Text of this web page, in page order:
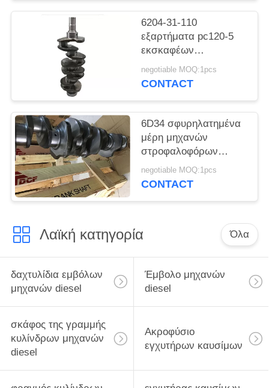
6204-31-110
εξαρτήματα pc120-5
εκσκαφέων
στροφαλοφόρων
αξόνων μηχανών
negotiable MOQ:1pcs
CONTACT
6D34 σφυρηλατημένα
μέρη μηχανών
στροφαλοφόρων
αξόνων ME013667
Mitsubishi μηχανών
negotiable MOQ:1pcs
CONTACT
Λαϊκή κατηγορία Όλα
δαχτυλίδια εμβόλων
μηχανών diesel
Έμβολο μηχανών
diesel
σκάφος της γραμμής
κυλίνδρων μηχανών
diesel
Ακροφύσιο
εγχυτήρων καυσίμων